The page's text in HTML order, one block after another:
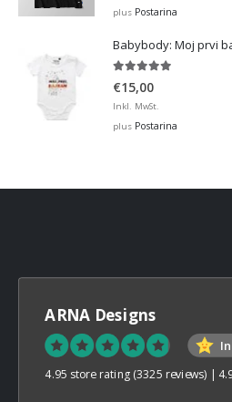
plus Postarina
Babybody: Moj prvi
€15,00
Inkl. MwSt.
plus Postarina
ARNA Designs
4.95 store rating (3325 reviews) |